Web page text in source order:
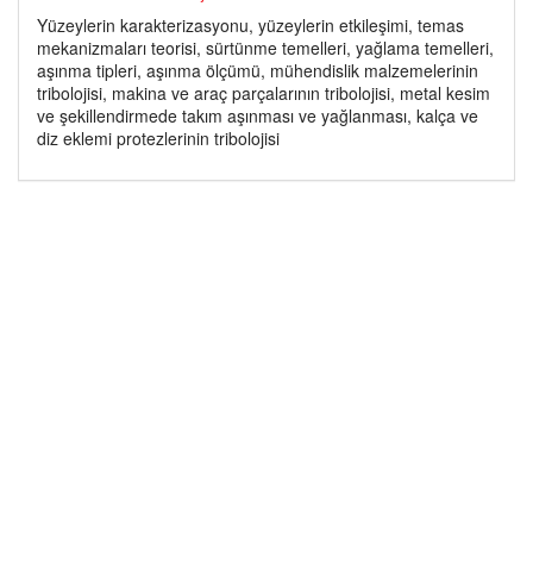
Yüzeylerin karakterizasyonu, yüzeylerin etkileşimi, temas
mekanizmaları teorisi, sürtünme temelleri, yağlama temelleri,
aşınma tipleri, aşınma ölçümü, mühendislik malzemelerinin
tribolojisi, makina ve araç parçalarının tribolojisi, metal kesim
ve şekillendirmede takım aşınması ve yağlanması, kalça ve
diz eklemi protezlerinin tribolojisi